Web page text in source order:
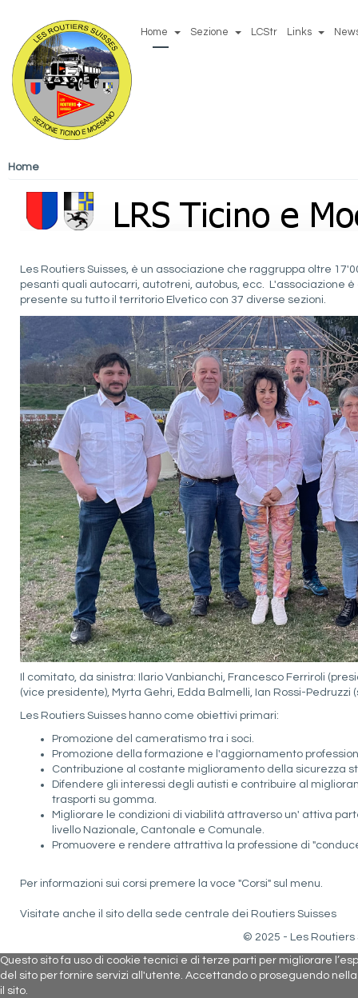
Home Sezione LCStr Links
Home
Les Routiers Suisses, è un associazione che raggruppa oltre
pesanti quali autocarri, autotreni, autobus, ecc. L'associazione
presente su tutto il territorio Elvetico con 37 diverse sezioni.
Il comitato, da sinistra: Ilario Vanbianchi, Francesco Ferriroli
(vice presidente), Myrta Gehri, Edda Balmelli, Ian Rossi-Pedruzzi
Les Routiers Suisses hanno come obiettivi primari:
Promozione del cameratismo tra i soci.
Promozione della formazione e l'aggiornamento
Contribuzione al costante miglioramento della sicurezza
Difendere gli interessi degli autisti e contribuire al
trasporti su gomma.
Migliorare le condizioni di viabilità attraverso un' attiva
livello Nazionale, Cantonale e Comunale.
Promuovere e rendere attrattiva la professione di
Per informazioni sui corsi premere la voce "Corsi" sul menu.
Visitate anche il sito della sede centrale dei Routiers Suisses
© 2025 - Les Routiers
Questo sito fa uso di cookie tecnici e di terze parti per migliorare
del sito per fornire servizi all'utente. Accettando o proseguendo
il sito.